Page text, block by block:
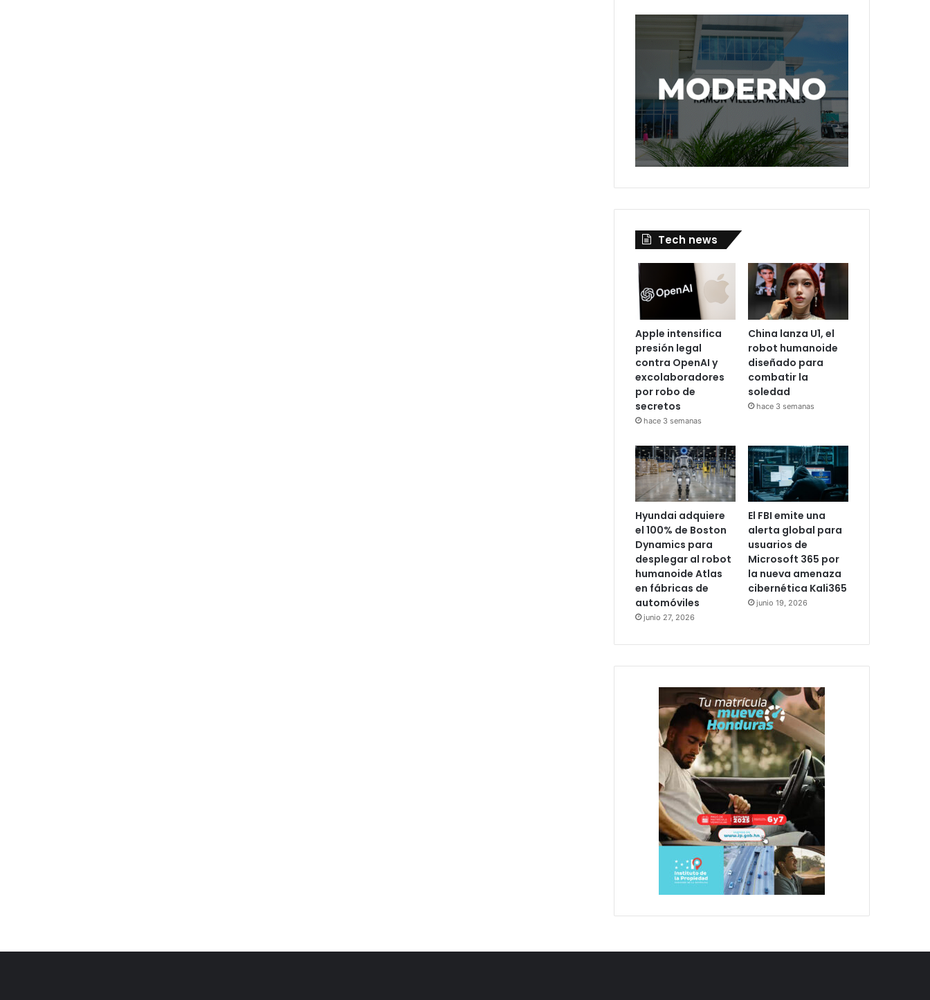
Tech news
Apple intensifica
presión legal
contra OpenAI y
excolaboradores
por robo de
secretos
hace 3 semanas
China lanza U1, el
robot humanoide
diseñado para
combatir la
soledad
hace 3 semanas
Hyundai adquiere
el 100% de Boston
Dynamics para
desplegar al robot
humanoide Atlas
en fábricas de
automóviles
junio 27, 2026
El FBI emite una
alerta global para
usuarios de
Microsoft 365 por
la nueva amenaza
cibernética Kali365
junio 19, 2026